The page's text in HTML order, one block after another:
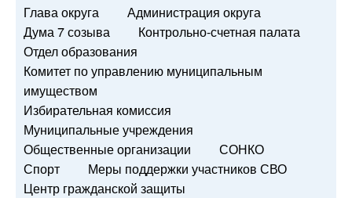
Глава округа
Администрация округа
Дума 7 созыва
Контрольно-счетная палата
Отдел образования
Комитет по управлению муниципальным
имуществом
Избирательная комиссия
Муниципальные учреждения
Общественные организации
СОНКО
Спорт
Меры поддержки участников СВО
Центр гражданской защиты